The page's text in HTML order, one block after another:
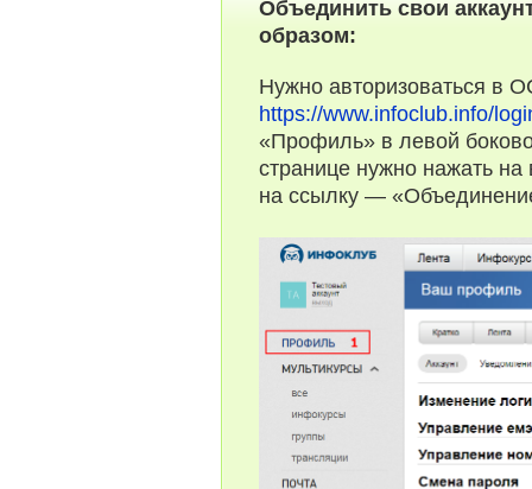
Объединить свои
образом:
Нужно авторизоваться
https://www.infoclub.info/
«Профиль» в левой
странице нужно нажать
на ссылку —